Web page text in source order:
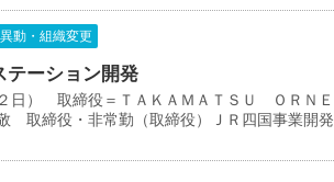
動・組織変更
ーション開発
日） 取締役＝ＴＡＫＡＭＡＴＳＵ ＯＲＮＥ
取締役・非常勤（取締役）ＪＲ四国事業開発